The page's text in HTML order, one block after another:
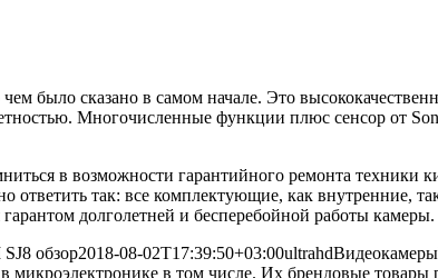
было сказано в самом начале. Это
Многочисленные функции плюс сенсор от
в возможности гарантийного ремонта техники
ответить так: все комплектующие, как внутренние,
долголетней и бесперебойной работы
обзор2018-08-02T17:39:50+03:00ultrahdВидеокамеры
микроэлектронике в том числе. Их брендовые